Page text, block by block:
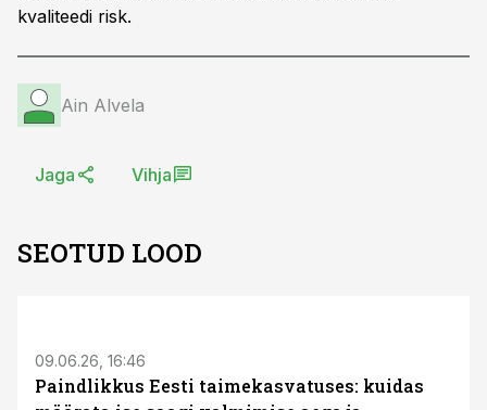
kvaliteedi risk.
Ain Alvela
Jaga Vihja
SEOTUD LOOD
09.06.26, 16:46
Paindlikkus Eesti taimekasvatuses: kuidas